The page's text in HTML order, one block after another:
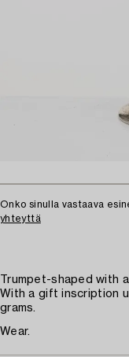
Onko sinulla vastaava
yhteyttä
Trumpet-shaped with
With a gift inscription
grams.
Wear.